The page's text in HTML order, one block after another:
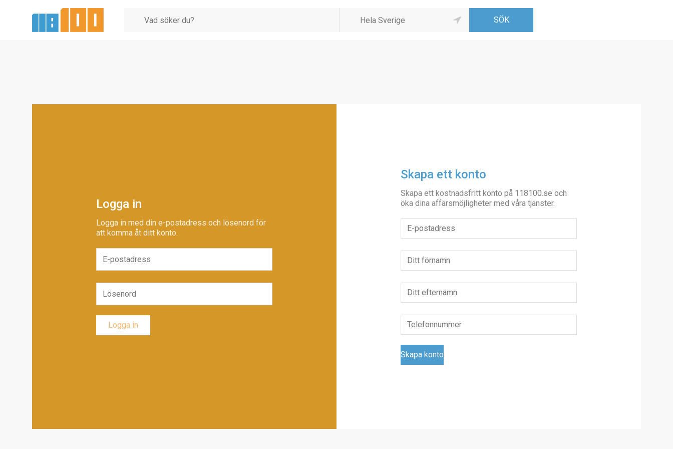
Logga in
Logga in med din e-postadress och lösenord för
att komma åt ditt konto.
Skapa ett konto
Skapa ett kostnadsfritt konto på 118100.se och
öka dina affärsmöjligheter med våra tjänster.